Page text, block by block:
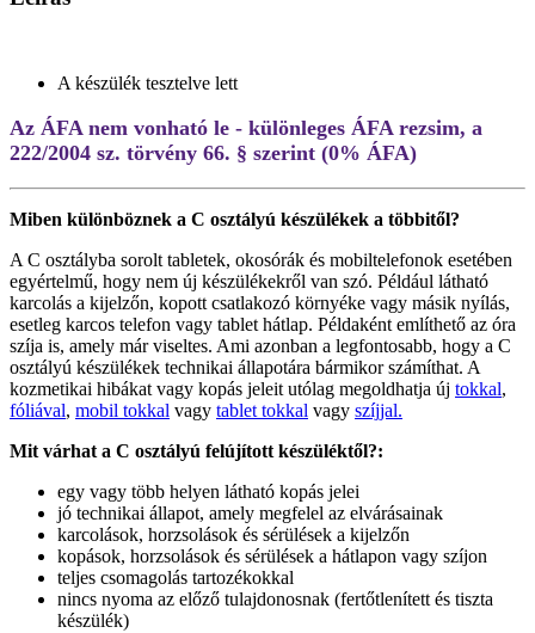
A készülék tesztelve lett
Az ÁFA nem vonható le - különleges ÁFA rezsim, a
222/2004 sz. törvény 66. § szerint (0% ÁFA)
Miben különböznek a C osztályú készülékek a többitől?
A C osztályba sorolt tabletek, okosórák és mobiltelefonok esetében
egyértelmű, hogy nem új készülékekről van szó. Például látható
karcolás a kijelzőn, kopott csatlakozó környéke vagy másik nyílás,
esetleg karcos telefon vagy tablet hátlap. Példaként említhető az óra
szíja is, amely már viseltes. Ami azonban a legfontosabb, hogy a C
osztályú készülékek technikai állapotára bármikor számíthat. A
kozmetikai hibákat vagy kopás jeleit utólag megoldhatja új tokkal,
fóliával, mobil tokkal vagy tablet tokkal vagy szíjjal.
Mit várhat a C osztályú felújított készüléktől?:
egy vagy több helyen látható kopás jelei
jó technikai állapot, amely megfelel az elvárásainak
karcolások, horzsolások és sérülések a kijelzőn
kopások, horzsolások és sérülések a hátlapon vagy szíjon
teljes csomagolás tartozékokkal
nincs nyoma az előző tulajdonosnak (fertőtlenített és tiszta
készülék)